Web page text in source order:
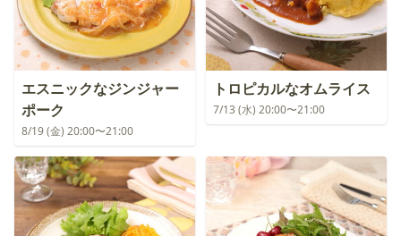
エスニックなジンジャー
ポーク
8/19 (金) 20:00〜21:00
トロピカルなオムライス
7/13 (水) 20:00〜21:00